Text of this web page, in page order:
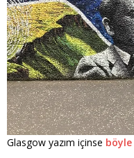
Glasgow yazım içinse böyle